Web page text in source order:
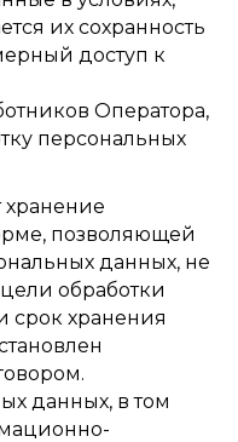
их сохранность
доступ к
Оператора,
персональных
хранение
позволяющей
данных, не
обработки
срок хранения
данных, в том